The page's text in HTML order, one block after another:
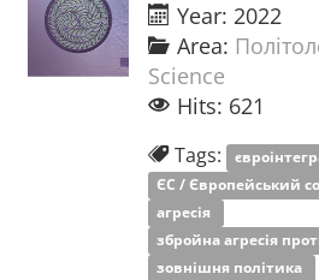
Year: 2022
Area:
Science
Hits: 621
Tags:
ЄС / Європейський
агресія
збройна агресія
зовнішня політика